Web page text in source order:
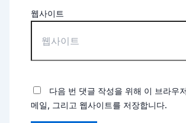
웹사이트
다음 번 댓글 작성을 위해 이 브라우
메일, 그리고 웹사이트를 저장합니다.